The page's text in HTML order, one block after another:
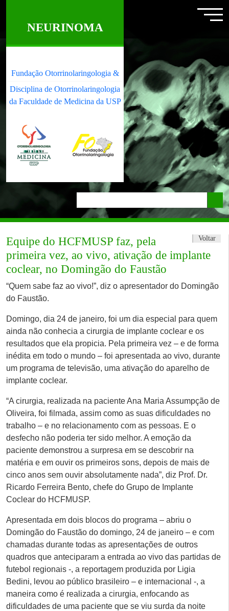
NEURINOMA
Fundação Otorrinolaringologia &
Disciplina de Otorrinolaringologia
da Faculdade de Medicina da USP
Voltar
Equipe do HCFMUSP faz, pela
primeira vez, ao vivo, ativação de implante
coclear, no Domingão do Faustão
“Quem sabe faz ao vivo!”, diz o apresentador do Domingão
do Faustão.
Domingo, dia 24 de janeiro, foi um dia especial para quem
ainda não conhecia a cirurgia de implante coclear e os
resultados que ela propicia. Pela primeira vez – e de forma
inédita em todo o mundo – foi apresentada ao vivo, durante
um programa de televisão, uma ativação do aparelho de
implante coclear.
“A cirurgia, realizada na paciente Ana Maria Assumpção de
Oliveira, foi filmada, assim como as suas dificuldades no
trabalho – e no relacionamento com as pessoas. E o
desfecho não poderia ter sido melhor. A emoção da
paciente demonstrou a surpresa em se descobrir na
matéria e em ouvir os primeiros sons, depois de mais de
cinco anos sem ouvir absolutamente nada”, diz Prof. Dr.
Ricardo Ferreira Bento, chefe do Grupo de Implante
Coclear do HCFMUSP.
Apresentada em dois blocos do programa – abriu o
Domingão do Faustão do domingo, 24 de janeiro – e com
chamadas durante todas as apresentações de outros
quadros que anteciparam a entrada ao vivo das partidas de
futebol regionais -, a reportagem produzida por Ligia
Bedini, levou ao público brasileiro – e internacional -, a
maneira como é realizada a cirurgia, enfocando as
dificuldades de uma paciente que se viu surda da noite